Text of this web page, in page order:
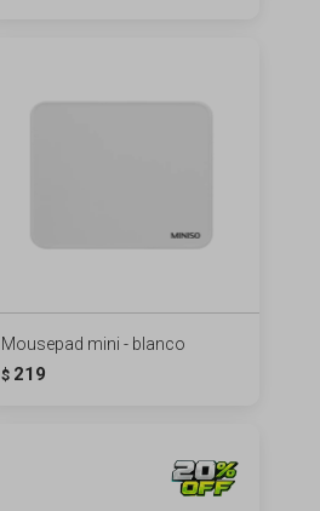
Mousepad mini - blanco
$ 219